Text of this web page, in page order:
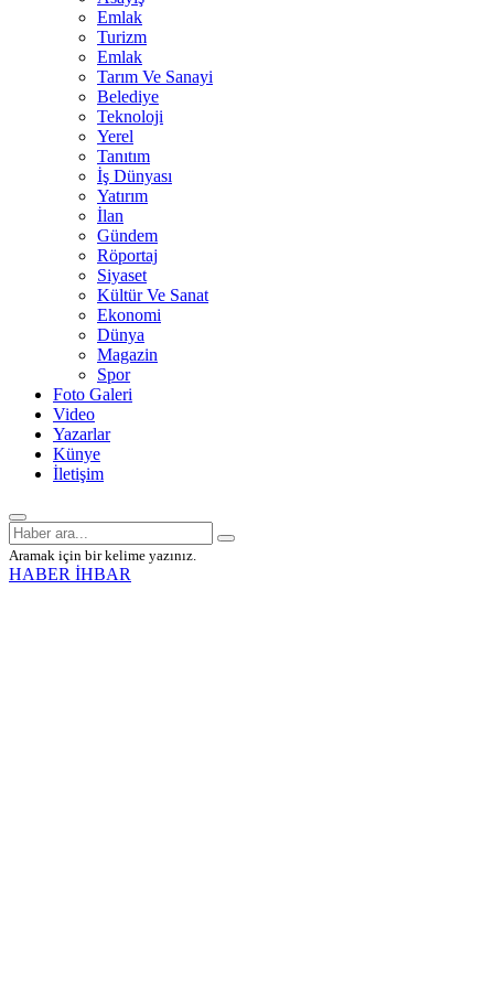
Emlak
Turizm
Emlak
Tarım Ve Sanayi
Belediye
Teknoloji
Yerel
Tanıtım
İş Dünyası
Yatırım
İlan
Gündem
Röportaj
Siyaset
Kültür Ve Sanat
Ekonomi
Dünya
Magazin
Spor
Foto Galeri
Video
Yazarlar
Künye
İletişim
Aramak için bir kelime yazınız.
HABER İHBAR